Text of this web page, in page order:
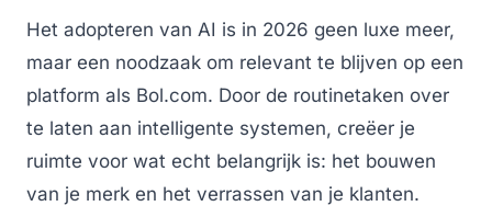
Het adopteren van AI is in 2026 geen luxe meer,
maar een noodzaak om relevant te blijven op een
platform als Bol.com. Door de routinetaken over
te laten aan intelligente systemen, creëer je
ruimte voor wat echt belangrijk is: het bouwen
van je merk en het verrassen van je klanten.